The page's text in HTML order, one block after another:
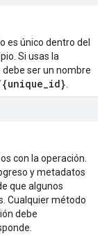
es único dentro del
Si usas la
debe ser un nombre
con la operación.
y metadatos
que algunos
Cualquier método
debe